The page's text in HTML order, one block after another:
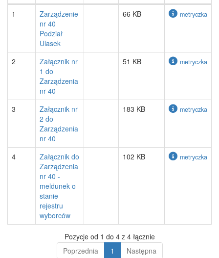
1
Zarządzenie
nr 40
Podział
Ulasek
66 KB metryczka
2
Załącznik nr
1 do
Zarządzenia
nr 40
51 KB metryczka
3
Załącznik nr
2 do
Zarządzenia
nr 40
183 KB metryczka
4
Załącznik do
Zarządzenia
nr 40 -
meldunek o
stanie
rejestru
wyborców
102 KB metryczka
Pozycje od 1 do 4 z 4 łącznie
Poprzednia
1 Następna